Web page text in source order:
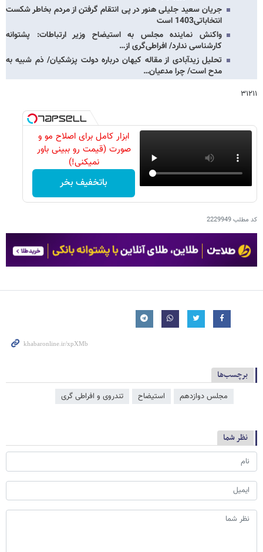
جریان سعید جلیلی هنور در پی انتقام گرفتن از مردم بخاطر شکست
انتخاباتی1403 است
واکنش نماینده مجلس به استیضاح وزیر ارتباطات: پشتوانه
کارشناسی ندارد/ افراطی‌گری از…
تحلیل زیدآبادی از مقاله کیهان درباره دولت پزشکیان/ ذم شبیه به
مدح است/ چرا مدعیان…
۳۱۲۱۱
ابزار کامل برای اصلاح مو و
صورت (قیمت رو ببینی باور
نمیکنی!)
باتخفیف بخر
کد مطلب2229949
برچسب‌ها
مجلس دوازدهم استیضاح تندروی و افراطی گری
نظر شما